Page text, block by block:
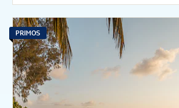
PRIMOS